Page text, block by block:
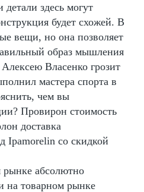
здесь могут
будет схожей. В
вещи, но она позволяет
образ мышления
Власенко грозит
мастера спорта в
чем вы
Провирон стоимость
доставка
Ipamorelin со скидкой
рынке абсолютно
на товарном рынке